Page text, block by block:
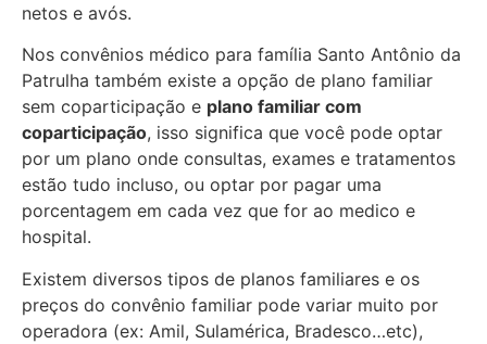
netos e avós.
Nos convênios médico para família Santo Antônio da
Patrulha também existe a opção de plano familiar
sem coparticipação e plano familiar com
coparticipação, isso significa que você pode optar
por um plano onde consultas, exames e tratamentos
estão tudo incluso, ou optar por pagar uma
porcentagem em cada vez que for ao medico e
hospital.
Existem diversos tipos de planos familiares e os
preços do convênio familiar pode variar muito por
operadora (ex: Amil, Sulamérica, Bradesco…etc),